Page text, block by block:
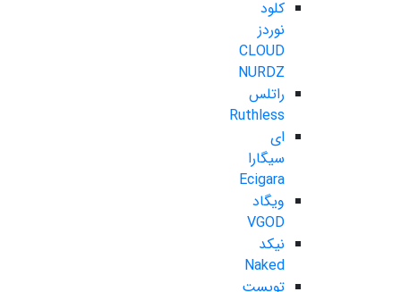
کلود
نوردز
CLOUD
NURDZ
راتلس
Ruthless
ای
سیگارا
Ecigara
ویگاد
VGOD
نیکد
Naked
تویست